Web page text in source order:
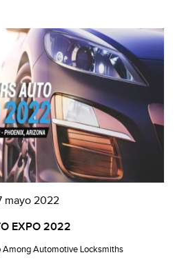
mayo 2022
EXPO 2022
Among Automotive Locksmiths